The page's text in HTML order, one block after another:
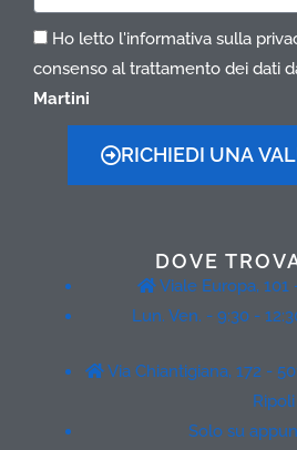
Ho letto l'informativa sulla
consenso al trattamento dei dati
Martini
RICHIEDI UNA
DOVE
Viale Europa, 101
Lun. Ven. - 9:30 -
Via Chiantigiana, 172 -
Ripoli
Solo su